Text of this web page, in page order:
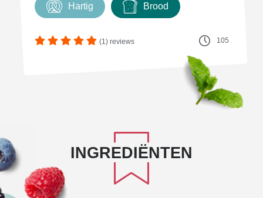
Hartig Brood
(1) reviews 105
INGREDIËNTEN